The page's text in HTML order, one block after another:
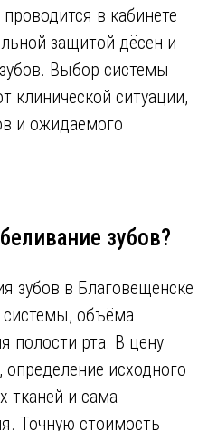
в кабинете
защитой дёсен и
Выбор системы
клинической ситуации,
и ожидаемого
зубов?
зубов в Благовещенске
системы, объёма
полости рта. В цену
исходного
тканей и сама
Точную стоимость